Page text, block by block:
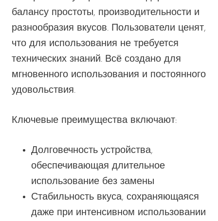
балансу простоты, производительности и
разнообразия вкусов. Пользователи ценят,
что для использования не требуется
технических знаний. Всё создано для
мгновенного использования и постоянного
удовольствия.
Ключевые преимущества включают:
Долговечность устройства,
обеспечивающая длительное
использование без замены
Стабильность вкуса, сохраняющаяся
даже при интенсивном использовании